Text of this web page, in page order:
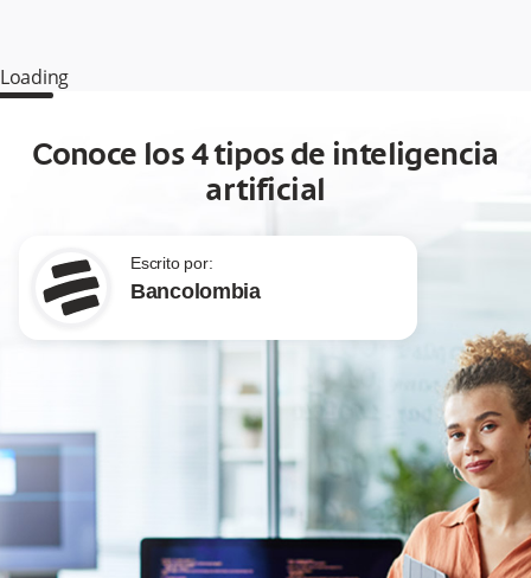
Loading
Conoce los 4 tipos de inteligencia
artificial
Escrito por:
Bancolombia